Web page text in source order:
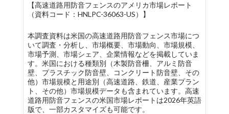
【高速道路用防音フェンスのアメリカ市場レポート
（資料コード：HNLPC-36063-US）】
本調査資料は米国の高速道路用防音フェンス市場につ
いて調査・分析し、市場概要、市場動向、市場規模、
市場予測、市場シェア、企業情報などを掲載していま
す。米国における種類別（木製防音柵、アルミ防音
壁、プラスチック防音壁、コンクリート防音壁、その
他）市場規模と用途別（高速道路、鉄道、産業プラン
ト、その他）市場規模データも含まれています。高速
道路用防音フェンスの米国市場レポートは2026年英語
版で、一部カスタマイズも可能です。